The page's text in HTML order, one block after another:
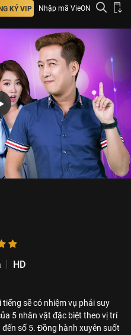
KÝ VIP Nhập mã VieON
HD
sẽ có nhiệm vụ phải suy
5 nhân vật đặc biệt theo vị trí
số 5. Đồng hành xuyên suốt